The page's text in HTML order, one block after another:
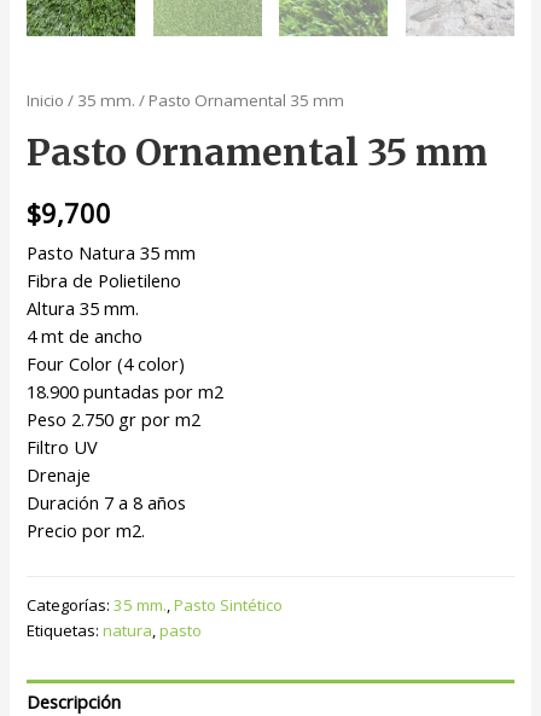
Inicio / 35 mm. / Pasto Ornamental 35 mm
Pasto Ornamental 35 mm
$9,700
Pasto Natura 35 mm
Fibra de Polietileno
Altura 35 mm.
4 mt de ancho
Four Color (4 color)
18.900 puntadas por m2
Peso 2.750 gr por m2
Filtro UV
Drenaje
Duración 7 a 8 años
Precio por m2.
Categorías:35 mm.,Pasto Sintético
Etiquetas:natura,pasto
Descripción